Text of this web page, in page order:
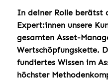
In deiner Rolle berätst
Expert:innen unsere
gesamten Asset-
Wertschöpfungskette.
fundiertes Wissen im
höchster